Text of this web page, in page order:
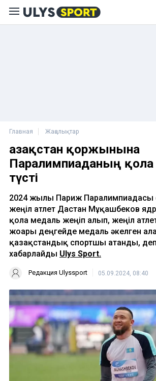
Главная Жаңалықтар
Қазақстан қоржынына
Паралимпиаданың қола
түсті
2024 жылғы Париж
жеңіл атлет Дастан Мұқашбеков
қола медаль жеңіп алып, жеңіл
жоғары деңгейде медаль әкелген
қазақстандық спортшы атанды, деп
хабарлайды Ulys Sport.
Редакция Ulyssport 05.09.2024, 08:40